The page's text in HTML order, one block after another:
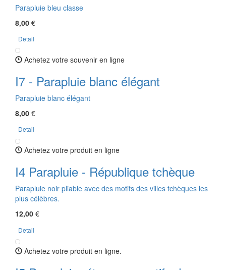
Parapluie bleu classe
8,00 €
Detail
Achetez votre souvenir en ligne
I7 - Parapluie blanc élégant
Parapluie blanc élégant
8,00 €
Detail
Achetez votre produit en ligne
I4 Parapluie - République tchèque
Parapluie noir pliable avec des motifs des villes tchèques les
plus célèbres.
12,00 €
Detail
Achetez votre produit en ligne.